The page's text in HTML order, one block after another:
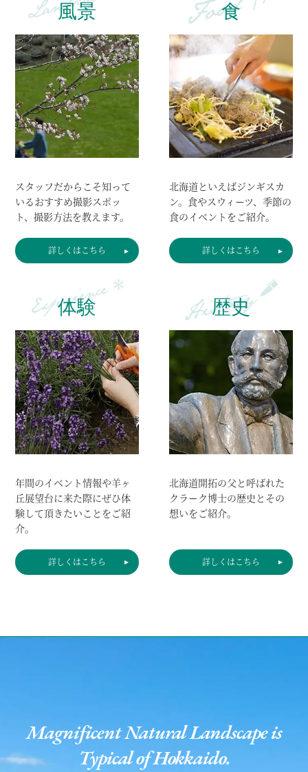
風景
スタッフだからこそ知って
いるおすすめ撮影スポッ
ト、撮影方法を教えます。
詳しくはこちら
食
北海道といえばジンギスカ
ン。食やスウィーツ、季節の
食のイベントをご紹介。
詳しくはこちら
体験
年間のイベント情報や羊ヶ
丘展望台に来た際にぜひ体
験して頂きたいことをご紹
介。
詳しくはこちら
歴史
北海道開拓の父と呼ばれた
クラーク博士の歴史と その
想いをご紹介。
詳しくはこちら
Magnificent Natural Landscape is
Typical of Hokkaido.